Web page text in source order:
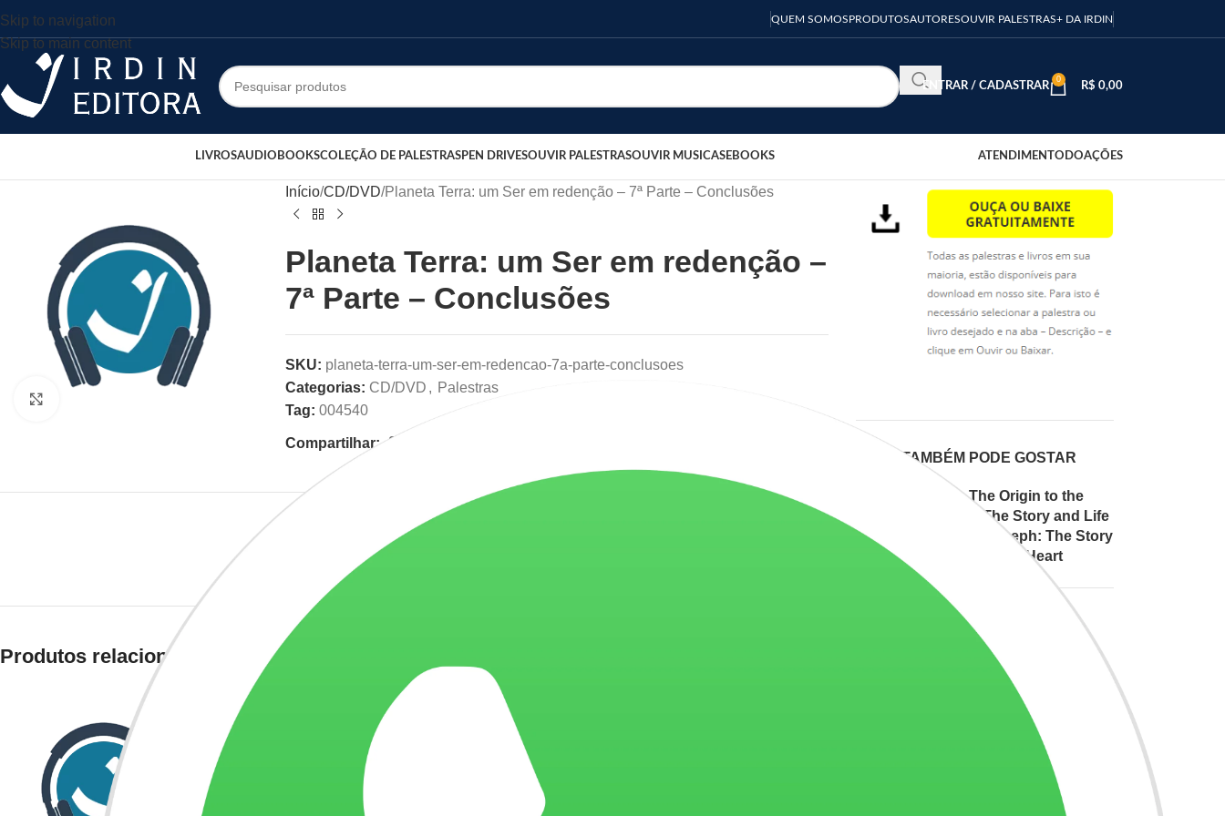
Skip to navigation
Skip to main content
QUEM SOMOSPRODUTOSAUTORESOUVIR PALESTRAS+ DA IRDIN
ENTRAR / CADASTRAR
0
R$ 0,00
LIVROSAUDIOBOOKSCOLEÇÃO DE PALESTRASPEN DRIVESOUVIR PALESTRASOUVIR MUSICASEBOOKS ATENDIMENTO DOAÇÕES
Início CD/DVD Planeta Terra: um Ser em redenção – 7ª Parte – Conclusões
Planeta Terra: um Ser em redenção –
7ª Parte – Conclusões
SKU: planeta-terra-um-ser-em-redencao-7a-parte-conclusoes
Categorias: CD/DVD , Palestras
Tag: 004540
Compartilhar:
INFORMAÇÃO ADICIONAL
Produtos relacionados
VOCÊ TAMBÉM PODE GOSTAR
From The Origin to the
Origin - The Story and Life
of Saint Joseph: The Story
of the Human Heart
Del Origen al Origen -
Historia y Vida de San
José: La Historia del
Corazón Humano
Da Origem à Origem -
História e Vida de São
José: A História do